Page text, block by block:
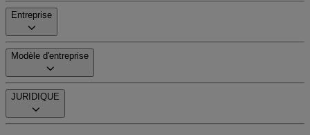
Entreprise
Modèle d'entreprise
JURIDIQUE